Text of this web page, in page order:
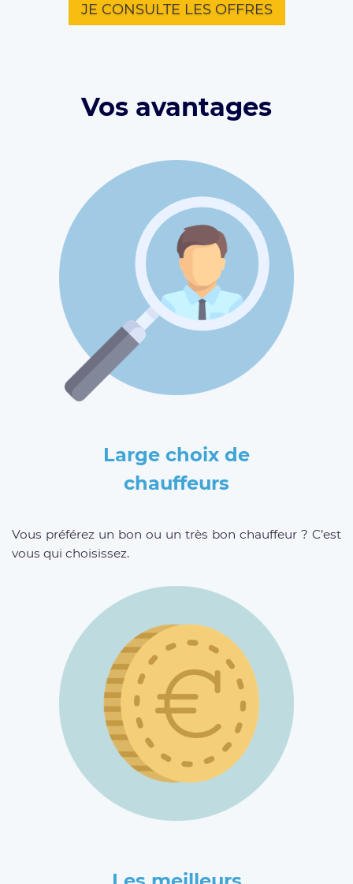
JE CONSULTE LES OFFRES
Vos avantages
Large choix de
chauffeurs
Vous préférez un bon ou un très bon chauffeur ? C’est
vous qui choisissez.